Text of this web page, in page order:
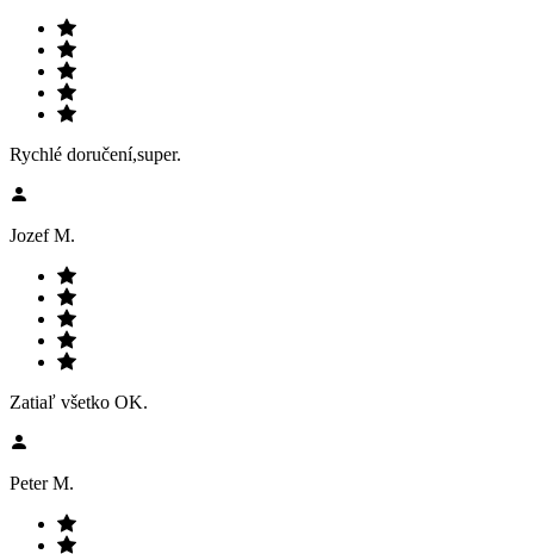
Rychlé doručení,super.
Jozef M.
Zatiaľ všetko OK.
Peter M.